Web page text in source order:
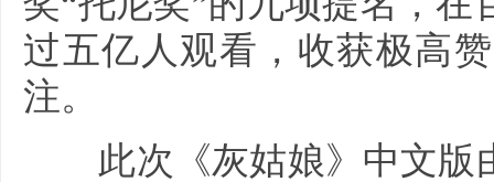
过五亿人观看，收获极高
注。
此次《灰姑娘》中文版